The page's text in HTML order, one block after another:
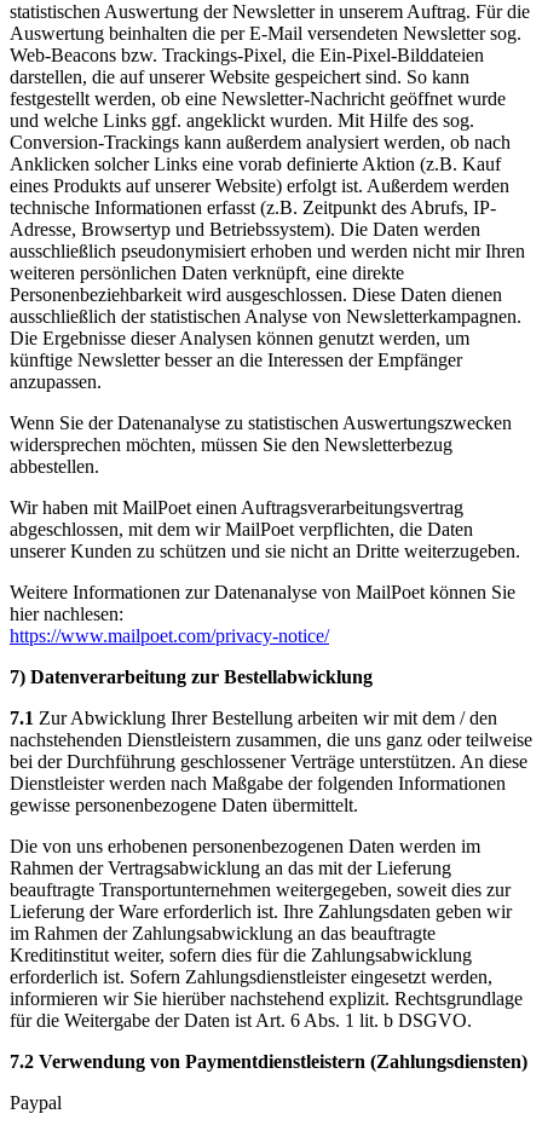
statistischen Auswertung der Newsletter in unserem Auftrag. Für die
Auswertung beinhalten die per E-Mail versendeten Newsletter sog.
Web-Beacons bzw. Trackings-Pixel, die Ein-Pixel-Bilddateien
darstellen, die auf unserer Website gespeichert sind. So kann
festgestellt werden, ob eine Newsletter-Nachricht geöffnet wurde
und welche Links ggf. angeklickt wurden. Mit Hilfe des sog.
Conversion-Trackings kann außerdem analysiert werden, ob nach
Anklicken solcher Links eine vorab definierte Aktion (z.B. Kauf
eines Produkts auf unserer Website) erfolgt ist. Außerdem werden
technische Informationen erfasst (z.B. Zeitpunkt des Abrufs, IP-
Adresse, Browsertyp und Betriebssystem). Die Daten werden
ausschließlich pseudonymisiert erhoben und werden nicht mir Ihren
weiteren persönlichen Daten verknüpft, eine direkte
Personenbeziehbarkeit wird ausgeschlossen. Diese Daten dienen
ausschließlich der statistischen Analyse von Newsletterkampagnen.
Die Ergebnisse dieser Analysen können genutzt werden, um
künftige Newsletter besser an die Interessen der Empfänger
anzupassen.
Wenn Sie der Datenanalyse zu statistischen Auswertungszwecken
widersprechen möchten, müssen Sie den Newsletterbezug
abbestellen.
Wir haben mit MailPoet einen Auftragsverarbeitungsvertrag
abgeschlossen, mit dem wir MailPoet verpflichten, die Daten
unserer Kunden zu schützen und sie nicht an Dritte weiterzugeben.
Weitere Informationen zur Datenanalyse von MailPoet können Sie
hier nachlesen:
https://www.mailpoet.com/privacy-notice/
7) Datenverarbeitung zur Bestellabwicklung
7.1 Zur Abwicklung Ihrer Bestellung arbeiten wir mit dem / den
nachstehenden Dienstleistern zusammen, die uns ganz oder teilweise
bei der Durchführung geschlossener Verträge unterstützen. An diese
Dienstleister werden nach Maßgabe der folgenden Informationen
gewisse personenbezogene Daten übermittelt.
Die von uns erhobenen personenbezogenen Daten werden im
Rahmen der Vertragsabwicklung an das mit der Lieferung
beauftragte Transportunternehmen weitergegeben, soweit dies zur
Lieferung der Ware erforderlich ist. Ihre Zahlungsdaten geben wir
im Rahmen der Zahlungsabwicklung an das beauftragte
Kreditinstitut weiter, sofern dies für die Zahlungsabwicklung
erforderlich ist. Sofern Zahlungsdienstleister eingesetzt werden,
informieren wir Sie hierüber nachstehend explizit. Rechtsgrundlage
für die Weitergabe der Daten ist Art. 6 Abs. 1 lit. b DSGVO.
7.2 Verwendung von Paymentdienstleistern (Zahlungsdiensten)
Paypal